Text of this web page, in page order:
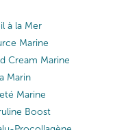
à la Mer
Marine
Cream Marine
Marin
Marine
Boost